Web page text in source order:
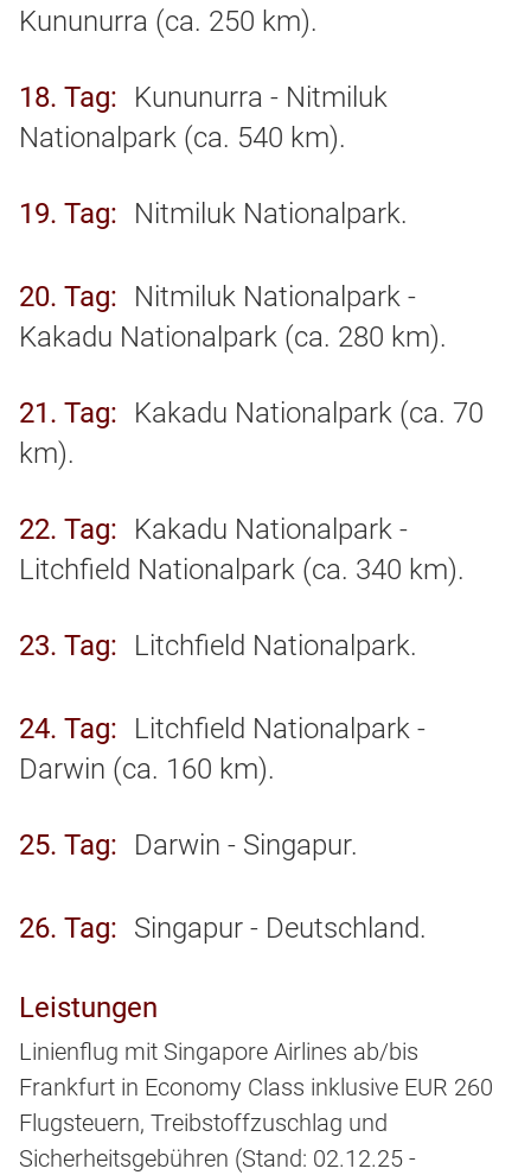
Kununurra (ca. 250 km).
18. Tag
Kununurra - Nitmiluk
Nationalpark (ca. 540 km).
19. Tag Nitmiluk Nationalpark.
20. Tag
Nitmiluk Nationalpark -
Kakadu Nationalpark (ca. 280 km).
21. Tag
Kakadu Nationalpark (ca. 70
km).
22. Tag
Kakadu Nationalpark -
Litchfield Nationalpark (ca. 340 km).
23. Tag Litchfield Nationalpark.
24. Tag
Litchfield Nationalpark -
Darwin (ca. 160 km).
25. Tag Darwin - Singapur.
26. Tag Singapur - Deutschland.
Leistungen
Linienflug mit Singapore Airlines ab/bis
Frankfurt in Economy Class inklusive EUR 260
Flugsteuern, Treibstoffzuschlag und
Sicherheitsgebühren (Stand: 02.12.25 -